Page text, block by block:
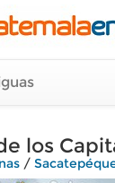
los
/